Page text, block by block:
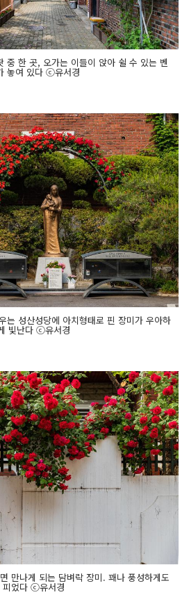
중 한 곳, 오가는 이들이 앉아 쉴 수 있는 벤
놓여 있다 ⓒ유서경
는 성산성당에 아치형태로 핀 장미가 우아하
빛난다 ⓒ유서경
만나게 되는 담벼락 장미. 꽤나 풍성하게도
피었다 ⓒ유서경